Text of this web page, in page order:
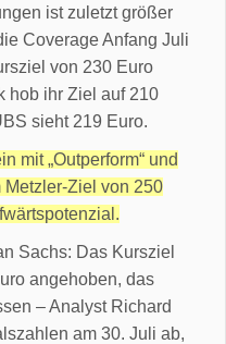
ist zuletzt größer
Coverage Anfang Juli
von 230 Euro
hob ihr Ziel auf 210
sieht 219 Euro.
mit „Outperform“ und
Metzler-Ziel von 250
Sachs: Das Kursziel
angehoben, das
– Analyst Richard
am 30. Juli ab,